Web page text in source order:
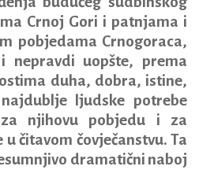
Crnoj Gori i patnjama i
pobjedama Crnogoraca,
uopšte, prema
duha, dobra, istine,
ljudske potrebe
za njihovu pobjedu i za
čitavom čovječanstvu. Ta
dramatični naboj